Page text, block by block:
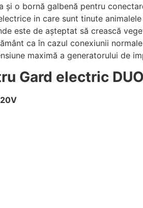
o bornă galbenă pentru
in care sunt tinute
este de așteptat să crească
ca în cazul conexiunii
maximă a generatorului de
Gard electric